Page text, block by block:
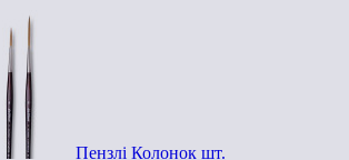
Пензлі Колонок шт.